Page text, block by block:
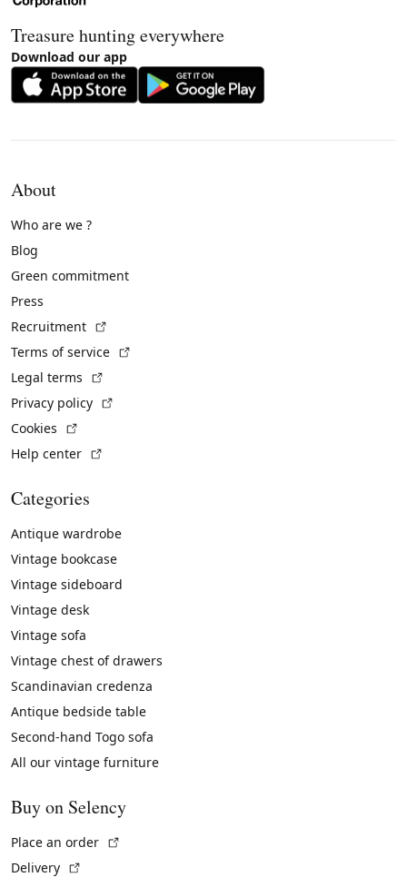
Treasure hunting everywhere
Download our app
About
Who are we ?
Blog
Green commitment
Press
Recruitment
Terms of service
Legal terms
Privacy policy
Cookies
Help center
Categories
Antique wardrobe
Vintage bookcase
Vintage sideboard
Vintage desk
Vintage sofa
Vintage chest of drawers
Scandinavian credenza
Antique bedside table
Second-hand Togo sofa
All our vintage furniture
Buy on Selency
Place an order
Delivery